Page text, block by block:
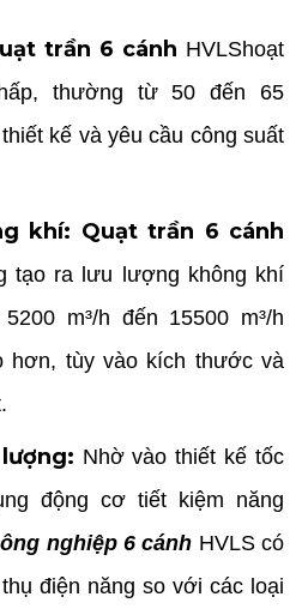
trần 6 cánh HVLShoạt
thường từ 50 đến 65
kế và yêu cầu công suất
khí: Quạt trần 6 cánh
tạo ra lưu lượng không khí
m³/h đến 15500 m³/h
hơn, tùy vào kích thước và
Nhờ vào thiết kế tốc
động cơ tiết kiệm năng
nghiệp 6 cánh HVLS có
điện năng so với các loại